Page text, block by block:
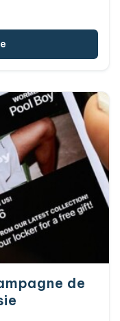
Bien
par Apple et
design et à la
de ce qui est
pas, ainsi
de